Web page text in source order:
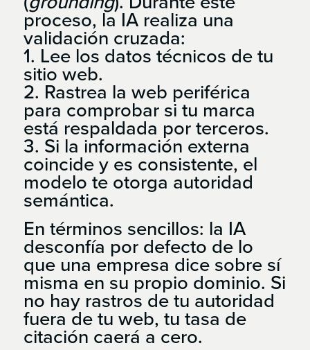
proceso, la IA realiza una
validación cruzada:
1. Lee los datos técnicos de tu
sitio web.
2. Rastrea la web periférica
para comprobar si tu marca
está respaldada por terceros.
3. Si la información externa
coincide y es consistente, el
modelo te otorga autoridad
semántica.
En términos sencillos: la IA
desconfía por defecto de lo
que una empresa dice sobre sí
misma en su propio dominio. Si
no hay rastros de tu autoridad
fuera de tu web, tu tasa de
citación caerá a cero.